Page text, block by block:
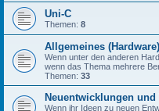
Uni-C
Themen: 8
Allgemeines (Hardware)
Wenn unter den anderen
wenn das Thema mehrere
Themen: 33
Neuentwicklungen und
Wenn ihr Ideen zu neuen